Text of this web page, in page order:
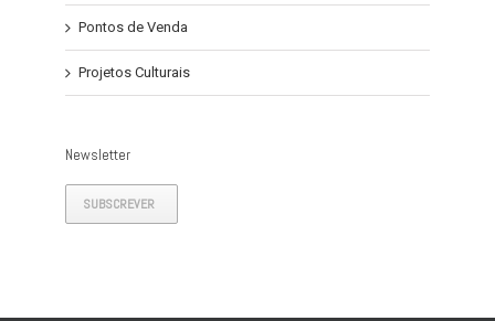
Pontos de Venda
Projetos Culturais
Newsletter
SUBSCREVER